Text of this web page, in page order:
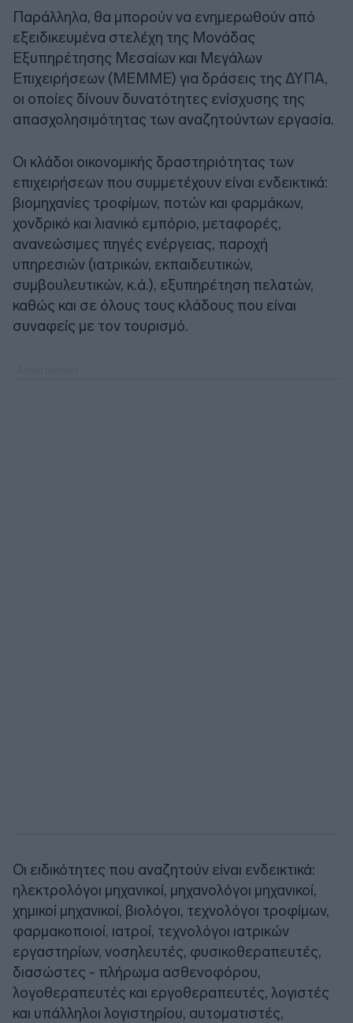
Παράλληλα, θα μπορούν να ενημερωθούν από
εξειδικευμένα στελέχη της Μονάδας
Εξυπηρέτησης Μεσαίων και Μεγάλων
Επιχειρήσεων (ΜΕΜΜΕ) για δράσεις της ΔΥΠΑ,
οι οποίες δίνουν δυνατότητες ενίσχυσης της
απασχολησιμότητας των αναζητούντων εργασία.
Οι κλάδοι οικονομικής δραστηριότητας των
επιχειρήσεων που συμμετέχουν είναι ενδεικτικά:
βιομηχανίες τροφίμων, ποτών και φαρμάκων,
χονδρικό και λιανικό εμπόριο, μεταφορές,
ανανεώσιμες πηγές ενέργειας, παροχή
υπηρεσιών (ιατρικών, εκπαιδευτικών,
συμβουλευτικών, κ.ά.), εξυπηρέτηση πελατών,
καθώς και σε όλους τους κλάδους που είναι
συναφείς με τον τουρισμό.
Οι ειδικότητες που αναζητούν είναι ενδεικτικά:
ηλεκτρολόγοι μηχανικοί, μηχανολόγοι μηχανικοί,
χημικοί μηχανικοί, βιολόγοι, τεχνολόγοι τροφίμων,
φαρμακοποιοί, ιατροί, τεχνολόγοι ιατρικών
εργαστηρίων, νοσηλευτές, φυσικοθεραπευτές,
διασώστες - πλήρωμα ασθενοφόρου,
λογοθεραπευτές και εργοθεραπευτές, λογιστές
και υπάλληλοι λογιστηρίου, αυτοματιστές,